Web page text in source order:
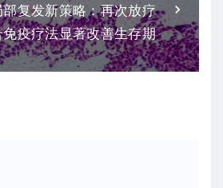
复发新策略：再次放疗
免疫疗法显著改善生存期